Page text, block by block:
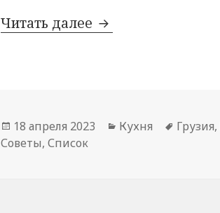
Читать далее Грузинская кухня
Опубликовано
18 апреля 2023 Рубрики
Кухня Метки
Грузия,
Советы,Список